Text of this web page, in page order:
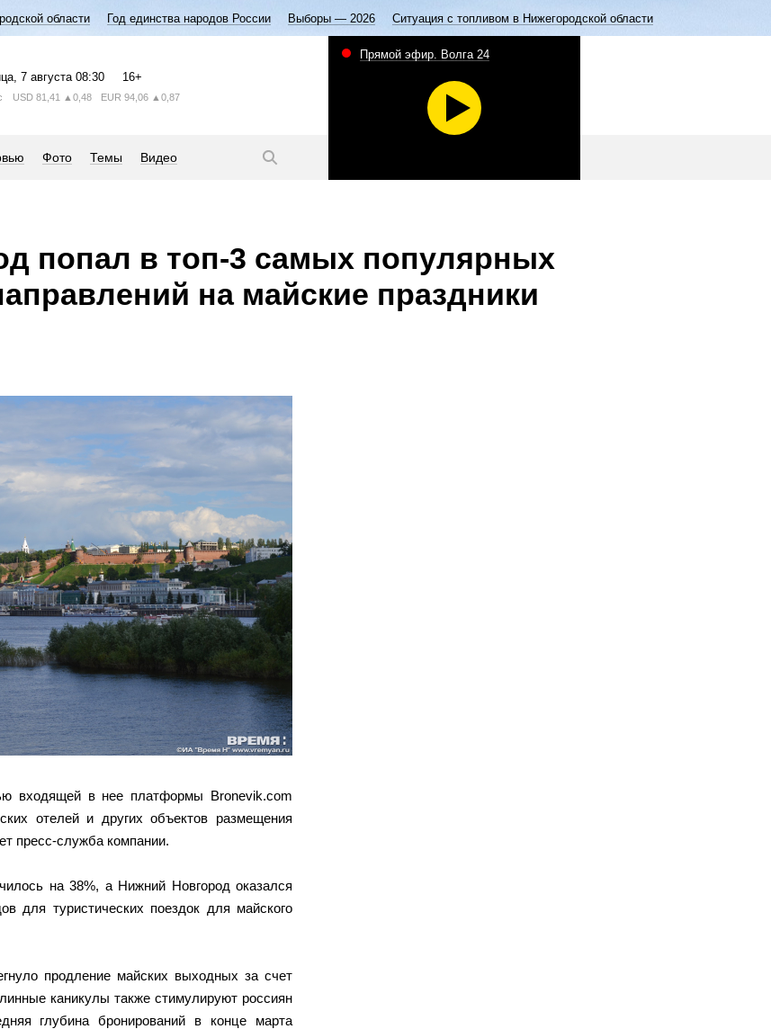
области Год единства народов России Выборы — 2026 Ситуация с топливом в Нижегородской области
, 7 августа 08:30 16+
USD 81,41 ▲0,48 EUR 94,06 ▲0,87
Фото Темы Видео
Прямой эфир. Волга 24
попал в топ-3 самых популярных
на майские праздники
входящей в нее платформы Bronevik.com
отелей и других объектов размещения
пресс-служба компании.
на 38%, а Нижний Новгород оказался
для туристических поездок для майского
продление майских выходных за счет
каникулы также стимулируют россиян
глубина бронирований в конце марта